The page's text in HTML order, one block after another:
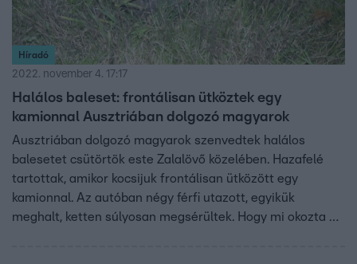
Híradó
2022. november 4. 17:17
Halálos baleset: frontálisan ütköztek egy
kamionnal Ausztriában dolgozó magyarok
Ausztriában dolgozó magyarok szenvedtek halálos
balesetet csütörtök este Zalalövő közelében. Hazafelé
tartottak, amikor kocsijuk frontálisan ütközött egy
kamionnal. Az autóban négy férfi utazott, egyikük
meghalt, ketten súlyosan megsérültek. Hogy mi okozta a